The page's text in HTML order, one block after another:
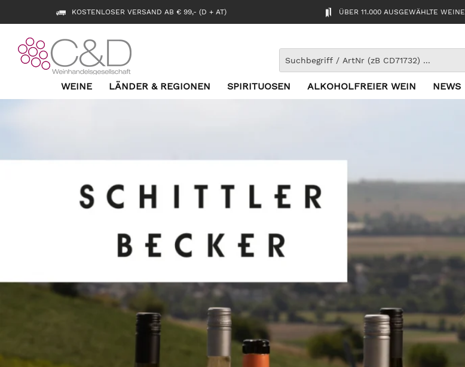
KOSTENLOSER VERSAND AB € 99,- (D + AT) ÜBER 11.000 AUSGEWÄHLTE WEINE
WEINE LÄNDER & REGIONEN SPIRITUOSEN ALKOHOLFREIER WEIN NEWS